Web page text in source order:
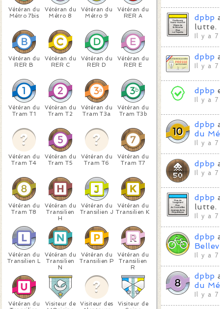
Vétéran du
Métro 7bis
Vétéran du
Métro 8
Vétéran du
Métro 9
Vétéran du
RER A
Vétéran du
RER B
Vétéran du
RER C
Vétéran du
RER D
Vétéran du
RER E
Vétéran du
Tram T1
Vétéran du
Tram T2
Vétéran du
Tram T3a
Vétéran du
Tram T3b
Vétéran du
Tram T4
Vétéran du
Tram T5
Vétéran du
Tram T6
Vétéran du
Tram T7
Vétéran du
Tram T8
Vétéran du
Transilien
H
Vétéran du
Transilien J
Vétéran du
Transilien K
Vétéran du
Transilien L
Vétéran du
Transilien
N
Vétéran du
Transilien P
Vétéran du
Transilien
R
Vétéran du
Visiteur de
Visiteur des
Visiteur de
dpbp
lutte.
Il y a
dpbp
Il y a
dpbp
Il y a
dpbp
du
Il y a
dpbp
Il y a
dpbp
lutte.
Il y a
dpbp
Il y a
dpbp
du
Il y a